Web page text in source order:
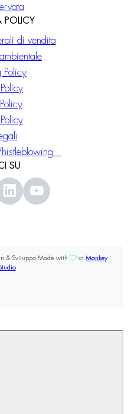
POLICY
di vendita
Policy
SU
& Sviluppo Made with at Monkey